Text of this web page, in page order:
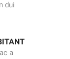
dui
a